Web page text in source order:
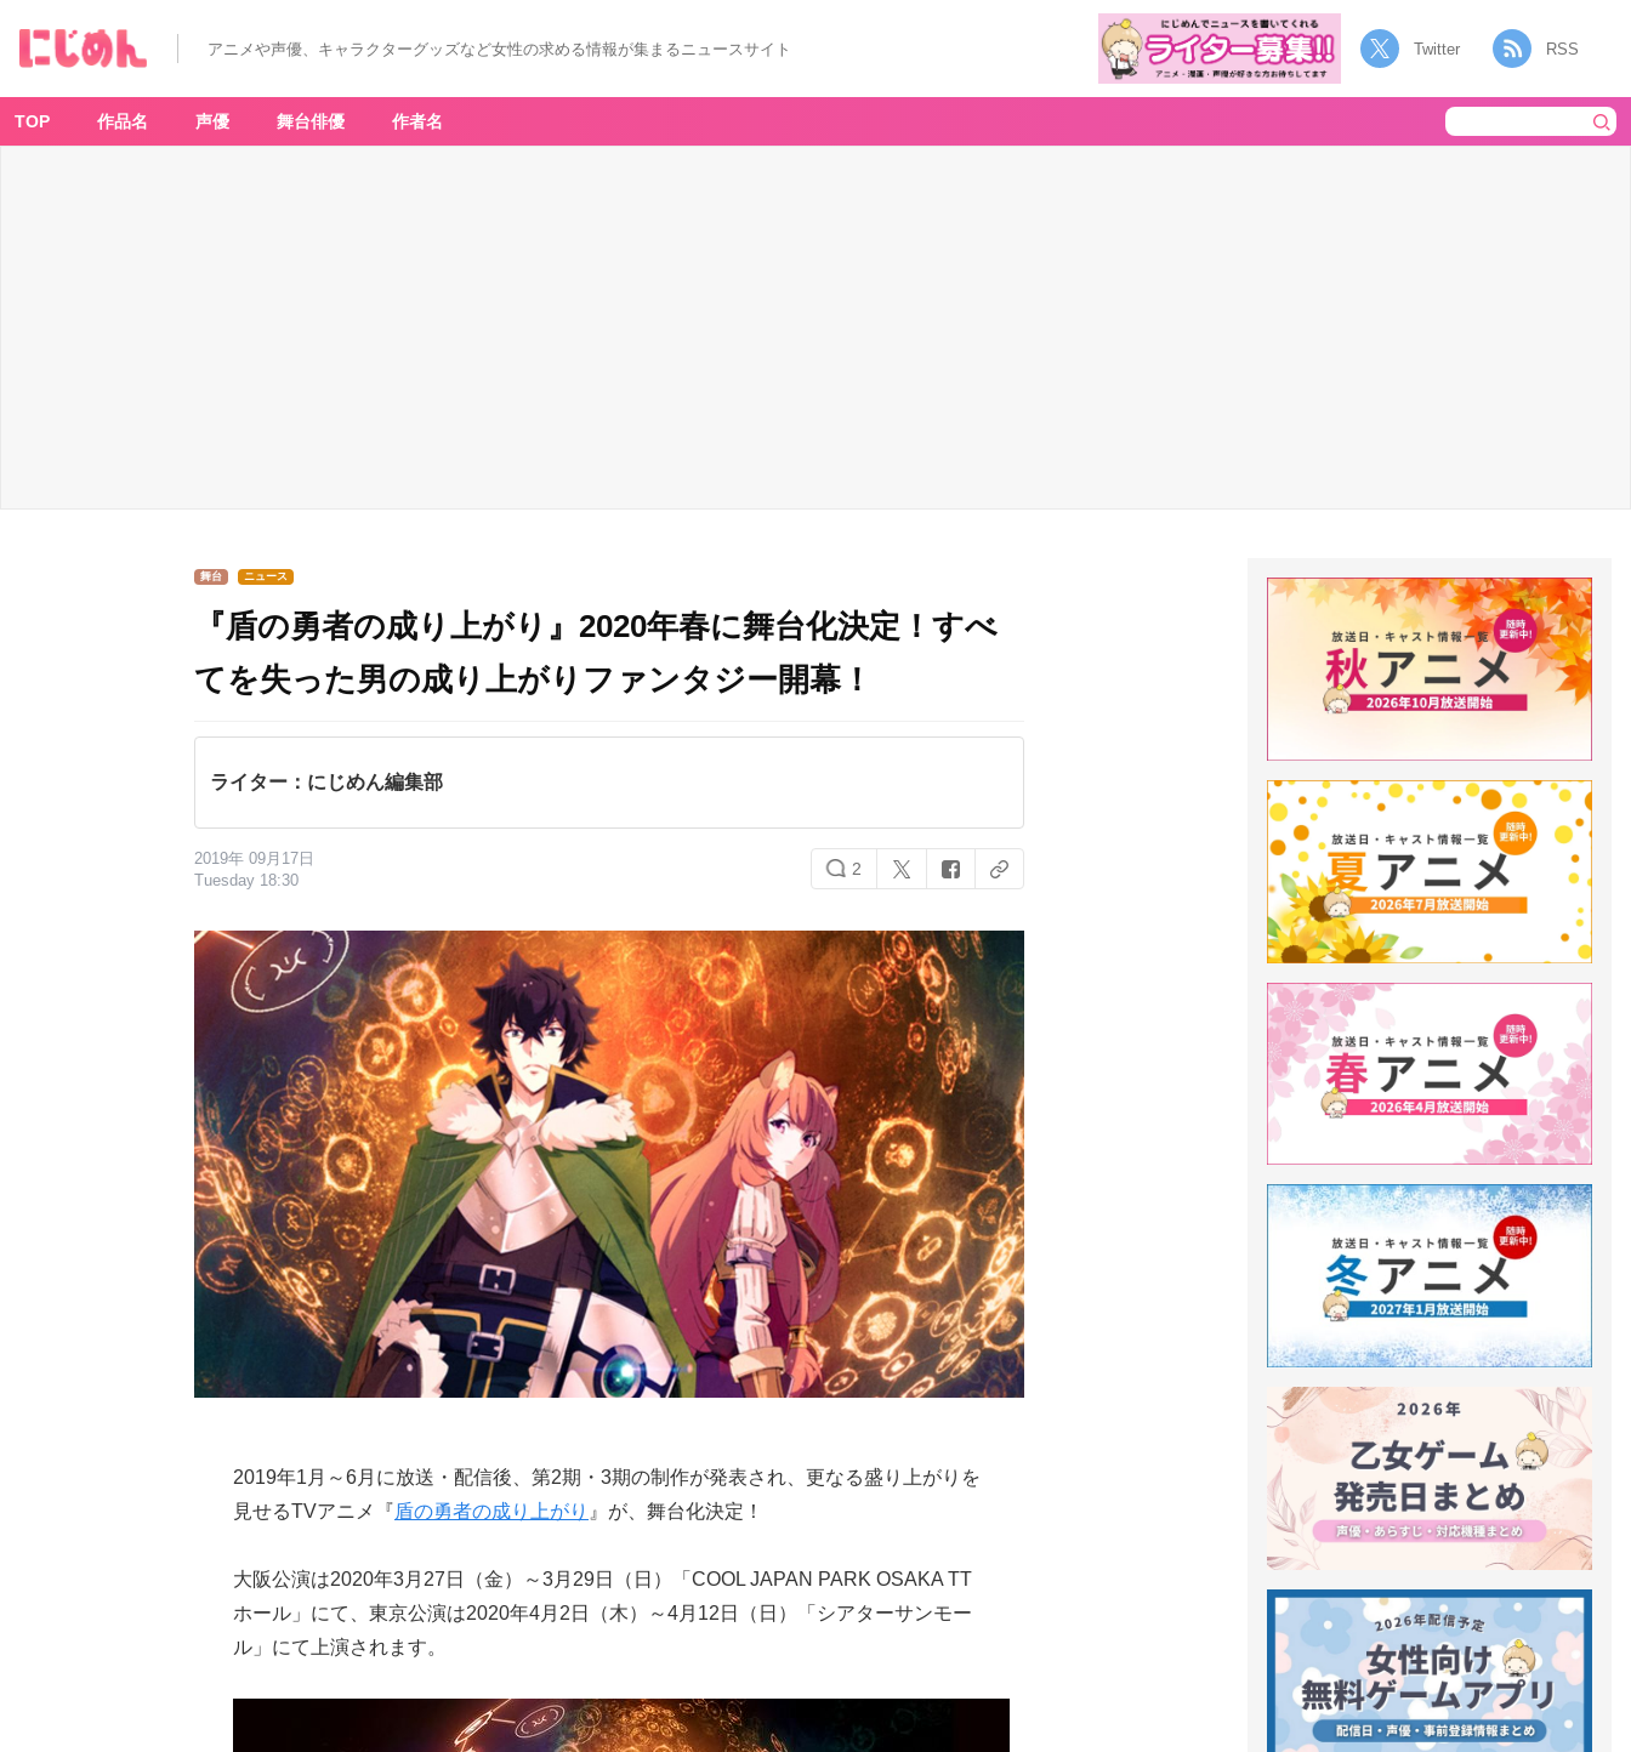
アニメや声優、キャラクターグッズなど女性の求める情報が集まるニュースサイト Twitter RSS
TOP 作品名 声優 舞台俳優 作者名
舞台 ニュース
『盾の勇者の成り上がり』2020年春に舞台化決定！すべ
てを失った男の成り上がりファンタジー開幕！
ライター：にじめん編集部
2019年 09月17日
Tuesday 18:30
2
2019年1月～6月に放送・配信後、第2期・3期の制作が発表され、更なる盛り上がりを
見せるTVアニメ『盾の勇者の成り上がり 』が、舞台化決定！
大阪公演は2020年3月27日（金）～3月29日（日）「COOL JAPAN PARK OSAKA TT
ホール」にて、東京公演は2020年4月2日（木）～4月12日（日）「シアターサンモー
ル」にて上演されます。